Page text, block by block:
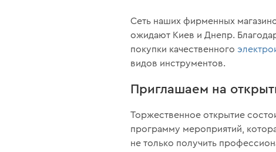
Сеть наших фирменных
ожидают Киев и Днепр.
покупки качественного
видов инструментов.
Приглашаем на
Торжественное открытие
программу мероприятий,
не только получить